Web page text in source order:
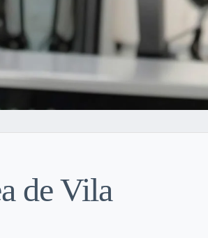
de Vila